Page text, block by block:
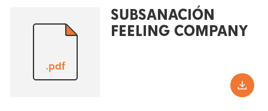
.pdf
SUBSANACIÓN
FEELING COMPANY